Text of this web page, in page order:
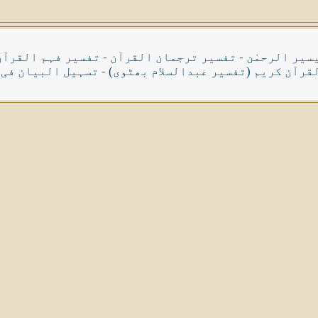
الرحمٰن - تفسیر ترجمان القرآن - تفسیر فہم
کریم (تفسیر عبدالسلام بھٹوی) - تسہیل البیان